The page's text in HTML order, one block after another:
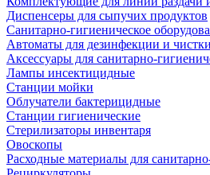
Диспенсеры для сыпучих продуктов
Санитарно-гигиеническое
Автоматы для дезинфекции и
Аксессуары для санитарно-
Лампы инсектицидные
Станции мойки
Облучатели бактерицидные
Станции гигиенические
Стерилизаторы инвентаря
Овоскопы
Расходные материалы для